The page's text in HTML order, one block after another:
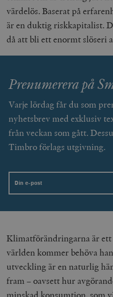
värdelös. Baserat på
är en duktig riskkapitalist.
då att bli ett enormt slöseri
Prenumerera på
Varje lördag får du som
nyhetsbrev med exklusiv
från veckan som gått.
Timbro förlags utgivning.
Email
Klimatförändringarna är
världen kommer behöva
utveckling är en naturlig
fram – oavsett hur